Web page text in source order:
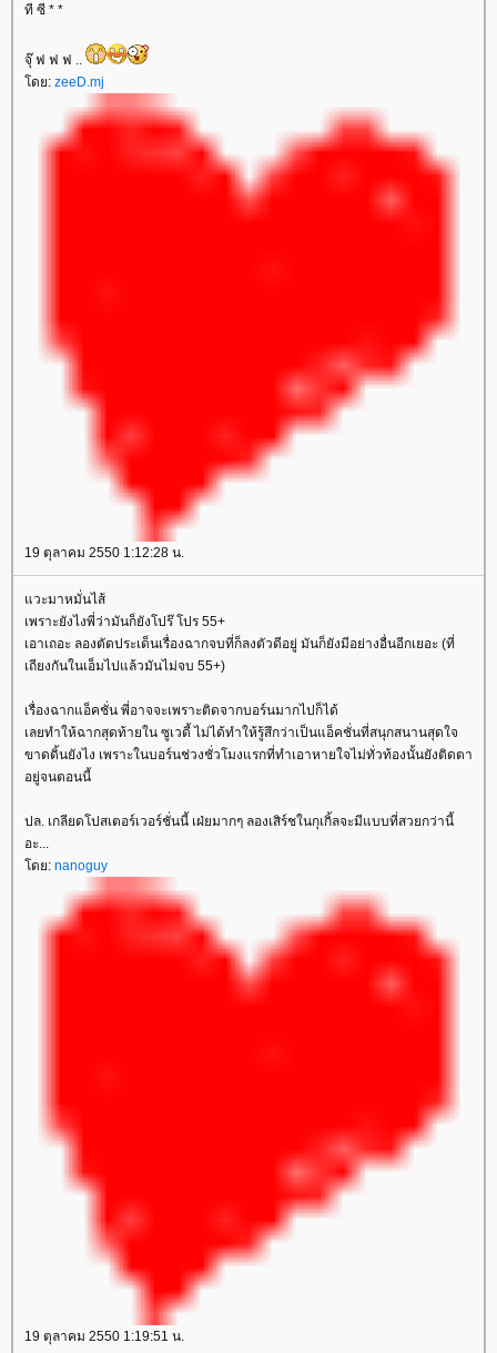
ที ซี * *
จุ๊ ฟ ฟ ฟ ..
ดย: zeeD.mj
19 ตุลาคม 2550 1:12:28 น.
วะมาหมั่นไส้
เพราะยังไงพี่ว่ามันก็ยังโปร๊ โปร 55+
เอาเถอะ ลองตัดประเด็นเรื่องฉากจบที่ก็ลงตัวดีอยู่ มันก็ยังมีอย่างอื่นอีกเยอะ (ที่
เถียงกันในเอ็มไปแล้วมันไม่จบ 55+)
เรื่องฉากแอ็คชั่น พี่อาจจะเพราะติดจากบอร์นมากไปก็ได้
เลยทำให้ฉากสุดท้ายใน ซูเวดี้ ไม่ได้ทำให้รู้สึกว่าเป็นแอ็คชั่นที่สนุกสนานสุดใจ
ขาดดิ้นยังไง เพราะในบอร์นช่วงชั่วโมงแรกที่ทำเอาหายใจไม่ทั่วท้องนั้นยังติดตา
อยู่จนตอนนี้
ปล. เกลียดโปสเตอร์เวอร์ชั่นนี้ เฝ่ยมากๆ ลองเสิร์ชในกุเกิ้ลจะมีแบบที่สวยกว่านี้
อะ...
ดย: nanoguy
19 ตุลาคม 2550 1:19:51 น.